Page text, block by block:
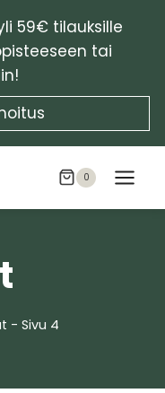
59€ tilauksille
tai
0
- Sivu 4